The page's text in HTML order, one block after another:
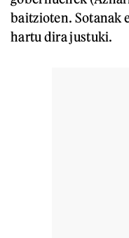
baitzioten. Sotanak
hartu dira justuki.